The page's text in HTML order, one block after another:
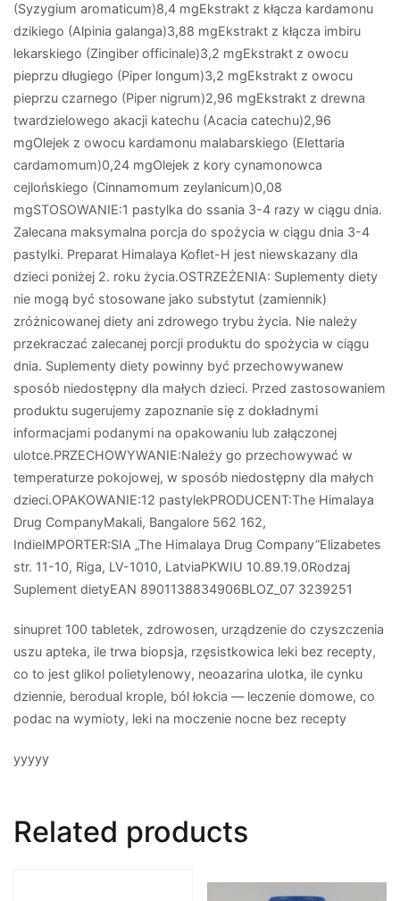
(Syzygium aromaticum)8,4 mgEkstrakt z kłącza kardamonu
dzikiego (Alpinia galanga)3,88 mgEkstrakt z kłącza imbiru
lekarskiego (Zingiber officinale)3,2 mgEkstrakt z owocu
pieprzu długiego (Piper longum)3,2 mgEkstrakt z owocu
pieprzu czarnego (Piper nigrum)2,96 mgEkstrakt z drewna
twardzielowego akacji katechu (Acacia catechu)2,96
mgOlejek z owocu kardamonu malabarskiego (Elettaria
cardamomum)0,24 mgOlejek z kory cynamonowca
cejlońskiego (Cinnamomum zeylanicum)0,08
mgSTOSOWANIE:1 pastylka do ssania 3-4 razy w ciągu dnia.
Zalecana maksymalna porcja do spożycia w ciągu dnia 3-4
pastylki. Preparat Himalaya Koflet-H jest niewskazany dla
dzieci poniżej 2. roku życia.OSTRZEŻENIA: Suplementy diety
nie mogą być stosowane jako substytut (zamiennik)
zróżnicowanej diety ani zdrowego trybu życia. Nie należy
przekraczać zalecanej porcji produktu do spożycia w ciągu
dnia. Suplementy diety powinny być przechowywanew
sposób niedostępny dla małych dzieci. Przed zastosowaniem
produktu sugerujemy zapoznanie się z dokładnymi
informacjami podanymi na opakowaniu lub załączonej
ulotce.PRZECHOWYWANIE:Należy go przechowywać w
temperaturze pokojowej, w sposób niedostępny dla małych
dzieci.OPAKOWANIE:12 pastylekPRODUCENT:The Himalaya
Drug CompanyMakali, Bangalore 562 162,
IndieIMPORTER:SIA „The Himalaya Drug Company”Elizabetes
str. 11-10, Riga, LV-1010, LatviaPKWIU 10.89.19.0Rodzaj
Suplement dietyEAN 8901138834906BLOZ_07 3239251
sinupret 100 tabletek, zdrowosen, urządzenie do czyszczenia
uszu apteka, ile trwa biopsja, rzęsistkowica leki bez recepty,
co to jest glikol polietylenowy, neoazarina ulotka, ile cynku
dziennie, berodual krople, ból łokcia — leczenie domowe, co
podac na wymioty, leki na moczenie nocne bez recepty
yyyyy
Related products